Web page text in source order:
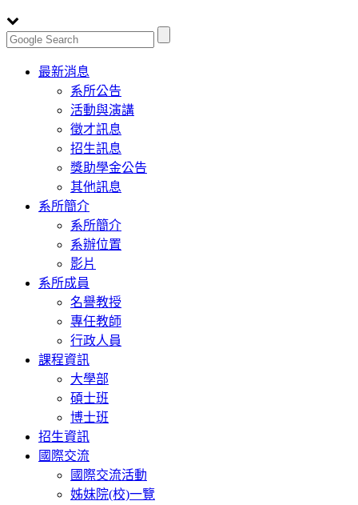
Toggle
navigation
最新消息
系所公告
活動與演講
徵才訊息
招生訊息
獎助學金公告
其他訊息
系所簡介
系所簡介
系辦位置
影片
系所成員
名譽教授
專任教師
行政人員
課程資訊
大學部
碩士班
博士班
招生資訊
國際交流
國際交流活動
姊妹院(校)一覽